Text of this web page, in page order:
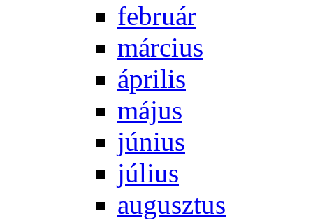
feb­ru­ár
már­ci­us
áp­ri­lis
má­jus
jú­ni­us
jú­li­us
au­gusz­tus